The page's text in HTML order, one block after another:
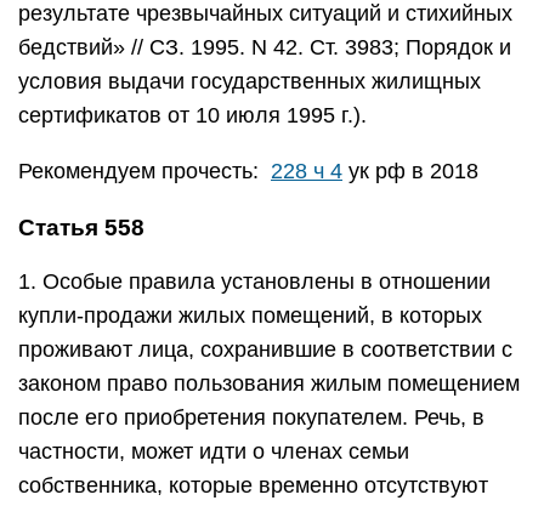
результате чрезвычайных ситуаций и стихийных
бедствий» // СЗ. 1995. N 42. Ст. 3983; Порядок и
условия выдачи государственных жилищных
сертификатов от 10 июля 1995 г.).
Рекомендуем прочесть: 228 ч 4 ук рф в 2018
Статья 558
1. Особые правила установлены в отношении
купли-продажи жилых помещений, в которых
проживают лица, сохранившие в соответствии с
законом право пользования жилым помещением
после его приобретения покупателем. Речь, в
частности, может идти о членах семьи
собственника, которые временно отсутствуют